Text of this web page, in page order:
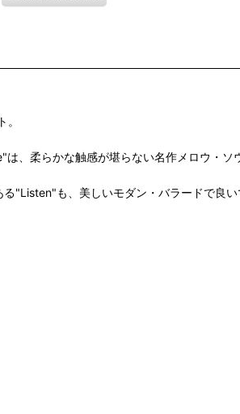
、柔らかな触感が堪らない名作メロウ・ソ
"Listen"も、美しいモダン・バラードで良い